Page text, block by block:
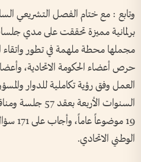
وتابع : مع ختام الفصل التشريعي
برلمانية مميزة تحققت على مدي
مجملها محطة ملهمة في تطور واتقاء
حرص أعضاء الحكومة الاتحادية،
العمل وفق رؤية تكاملية للدوار
19
الوطني الاتحادي.